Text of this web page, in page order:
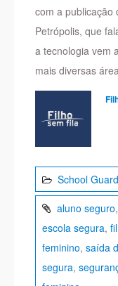
com a publicação
Petrópolis, que
a tecnologia vem
mais diversas
School
aluno seguro
escola segura,
feminino,saída
segura,